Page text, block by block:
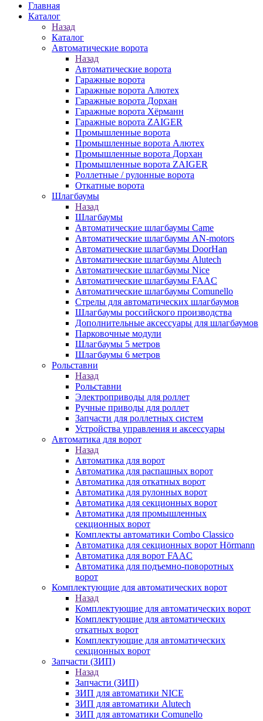
Главная
Каталог
Назад
Каталог
Автоматические ворота
Назад
Автоматические ворота
Гаражные ворота
Гаражные ворота Алютех
Гаражные ворота Дорхан
Гаражные ворота Хёрманн
Гаражные ворота ZAIGER
Промышленные ворота
Промышленные ворота Алютех
Промышленные ворота Дорхан
Промышленные ворота ZAIGER
Роллетные / рулонные ворота
Откатные ворота
Шлагбаумы
Назад
Шлагбаумы
Автоматические шлагбаумы Came
Автоматические шлагбаумы AN-motors
Автоматические шлагбаумы DoorHan
Автоматические шлагбаумы Alutech
Автоматические шлагбаумы Nice
Автоматические шлагбаумы FAAC
Автоматические шлагбаумы Comunello
Стрелы для автоматических шлагбаумов
Шлагбаумы российского производства
Дополнительные аксессуары для шлагбаумов
Парковочные модули
Шлагбаумы 5 метров
Шлагбаумы 6 метров
Рольставни
Назад
Рольставни
Электроприводы для роллет
Ручные приводы для роллет
Запчасти для роллетных систем
Устройства управления и аксессуары
Автоматика для ворот
Назад
Автоматика для ворот
Автоматика для распашных ворот
Автоматика для откатных ворот
Автоматика для рулонных ворот
Автоматика для секционных ворот
Автоматика для промышленных
секционных ворот
Комплекты автоматики Combo Classico
Автоматика для секционных ворот Hörmann
Автоматика для ворот FAAC
Автоматика для подъемно-поворотных
ворот
Комплектующие для автоматических ворот
Назад
Комплектующие для автоматических ворот
Комплектующие для автоматических
откатных ворот
Комплектующие для автоматических
секционных ворот
Запчасти (ЗИП)
Назад
Запчасти (ЗИП)
ЗИП для автоматики NICE
ЗИП для автоматики Alutech
ЗИП для автоматики Comunello